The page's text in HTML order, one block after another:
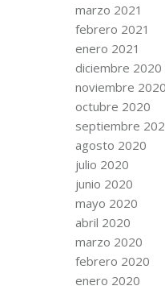
marzo 2021
febrero 2021
enero 2021
diciembre 2020
noviembre 2020
octubre 2020
septiembre
agosto 2020
julio 2020
junio 2020
mayo 2020
abril 2020
marzo 2020
febrero 2020
enero 2020